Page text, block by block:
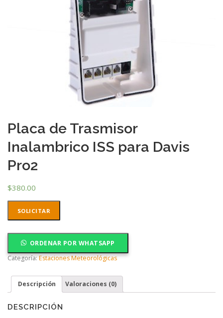
Placa de Trasmisor
Inalambrico ISS para Davis
Pro2
$380.00
SOLICITAR
ORDENAR POR WHATSAPP
Categoría:Estaciones Meteorológicas
Descripción Valoraciones (0)
DESCRIPCIÓN